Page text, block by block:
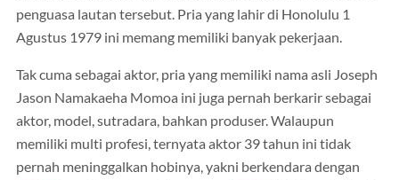
penguasa lautan tersebut. Pria yang lahir di Honolulu 1
Agustus 1979 ini memang memiliki banyak pekerjaan.
Tak cuma sebagai aktor, pria yang memiliki nama asli Joseph
Jason Namakaeha Momoa ini juga pernah berkarir sebagai
aktor, model, sutradara, bahkan produser. Walaupun
memiliki multi profesi, ternyata aktor 39 tahun ini tidak
pernah meninggalkan hobinya, yakni berkendara dengan